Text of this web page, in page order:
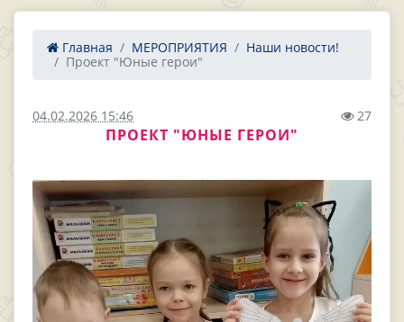
Главная МЕРОПРИЯТИЯ
Наши новости!
Проект "Юные герои"
04.02.2026 15:46 27
ПРОЕКТ "ЮНЫЕ ГЕРОИ"